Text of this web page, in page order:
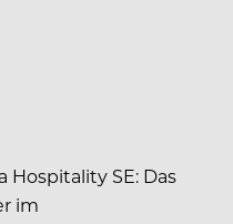
Hospitality SE: Das
im